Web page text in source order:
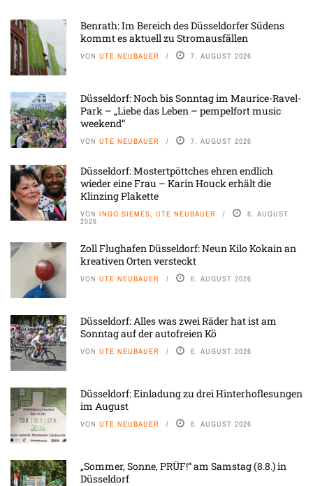
Benrath: Im Bereich des Düsseldorfer Südens
kommt es aktuell zu Stromausfällen
VON UTE NEUBAUER 7. AUGUST 2026
Düsseldorf: Noch bis Sonntag im Maurice-Ravel-
Park – „Liebe das Leben – pempelfort music
weekend“
VON UTE NEUBAUER 7. AUGUST 2026
Düsseldorf: Mostertpöttches ehren endlich
wieder eine Frau – Karin Houck erhält die
Klinzing Plakette
VON INGO SIEMES, UTE NEUBAUER 6. AUGUST
2026
Zoll Flughafen Düsseldorf: Neun Kilo Kokain an
kreativen Orten versteckt
VON UTE NEUBAUER 6. AUGUST 2026
Düsseldorf: Alles was zwei Räder hat ist am
Sonntag auf der autofreien Kö
VON UTE NEUBAUER 6. AUGUST 2026
Düsseldorf: Einladung zu drei Hinterhoflesungen
im August
VON UTE NEUBAUER 6. AUGUST 2026
„Sommer, Sonne, PRÜF!“ am Samstag (8.8.) in
Düsseldorf